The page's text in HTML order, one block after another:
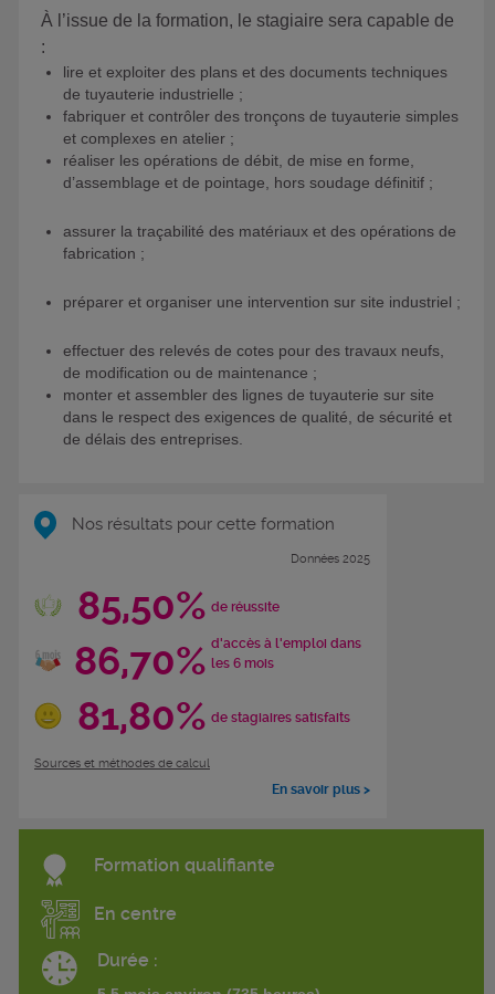
À l’issue de la formation, le stagiaire sera capable de
:
lire et exploiter des plans et des documents techniques
de tuyauterie industrielle ;
fabriquer et contrôler des tronçons de tuyauterie simples
et complexes en atelier ;
réaliser les opérations de débit, de mise en forme,
d’assemblage et de pointage, hors soudage définitif ;
assurer la traçabilité des matériaux et des opérations de
fabrication ;
préparer et organiser une intervention sur site industriel ;
effectuer des relevés de cotes pour des travaux neufs,
de modification ou de maintenance ;
monter et assembler des lignes de tuyauterie sur site
dans le respect des exigences de qualité, de sécurité et
de délais des entreprises.
Nos résultats pour cette formation
Données 2025
85,50% de réussite
86,70% d'accès à l'emploi dans
les 6 mois
81,80% de stagiaires satisfaits
Sources et méthodes de calcul
En savoir plus >
Formation qualifiante
En centre
Durée :